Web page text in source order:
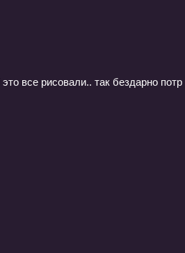
все рисовали.. так бездарно потр